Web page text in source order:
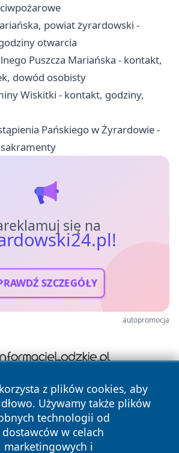
powiat żyrardowski -
otwarcia
Puszcza Mariańska - kontakt,
dowód osobisty
Wiskitki - kontakt, godziny,
Pańskiego w Żyrardowie -
się na
SZCZEGÓŁY
autopromocja
z plików cookies, aby
Używamy także plików
technologii od
w celach
marketingowych i